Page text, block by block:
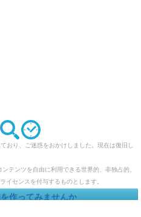
り、ご迷惑をおかけしました。現在は復旧し
テンツを自由に利用できる世界的、非独占的、
イセンスを付与するものとします。
作ってみませんか